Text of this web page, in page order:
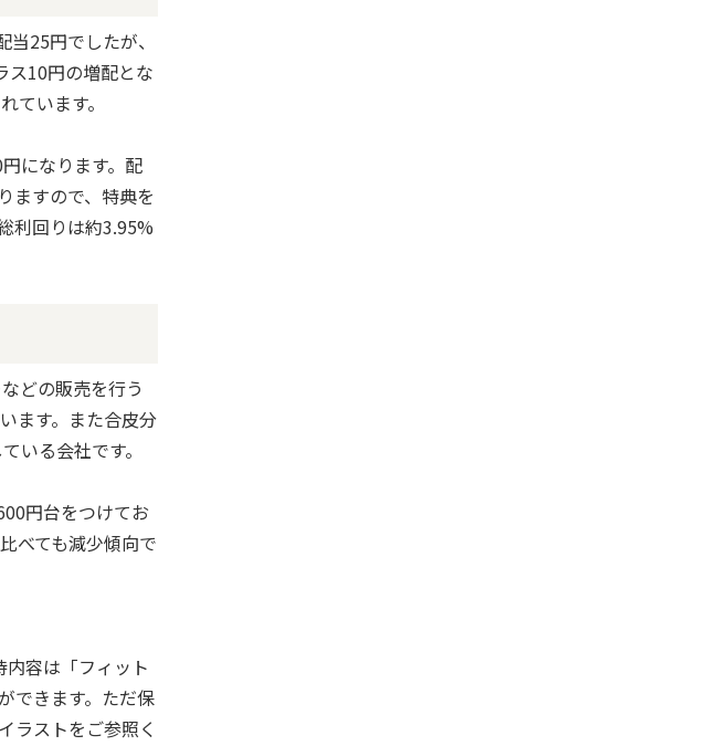
25円でしたが、
ス10円の増配とな
ています。
になります。配
ますので、特典を
利回りは約3.95%
どの販売を行う
ます。また合皮分
いる会社です。
円台をつけてお
べても減少傾向で
容は「フィット
できます。ただ保
ラストをご参照く